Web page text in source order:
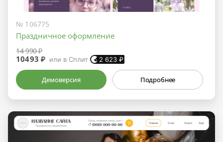
№ 106775
Праздничное оформление
14 990 ₽
10493 ₽ или в Сплит 2 623 ₽
Демоверсия Подробнее